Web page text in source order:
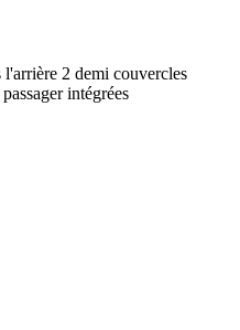
2 demi couvercles
intégrées